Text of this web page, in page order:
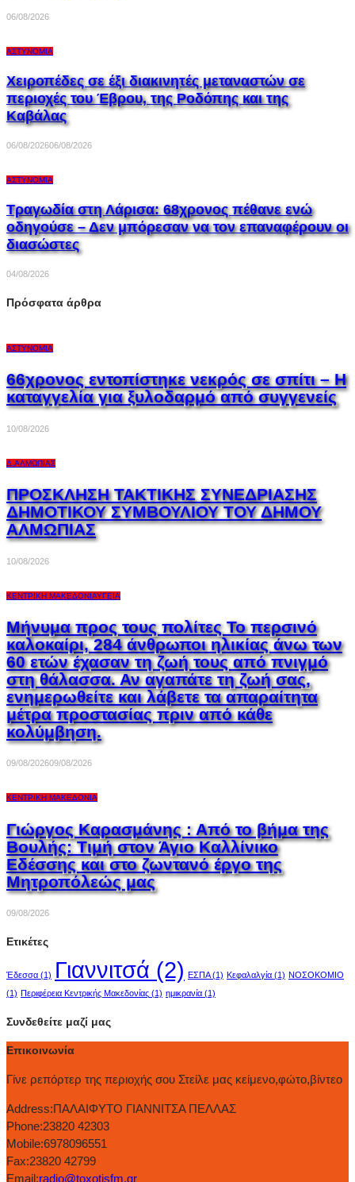
06/08/2026
ΑΣΤΥΝΟΜΊΑ
Χειροπέδες σε έξι διακινητές μεταναστών σε
περιοχές του Έβρου, της Ροδόπης και της
Καβάλας
06/08/202606/08/2026
ΑΣΤΥΝΟΜΊΑ
Τραγωδία στη Λάρισα: 68χρονος πέθανε ενώ
οδηγούσε – Δεν μπόρεσαν να τον επαναφέρουν οι
διασώστες
04/08/2026
Πρόσφατα άρθρα
ΑΣΤΥΝΟΜΊΑ
66χρονος εντοπίστηκε νεκρός σε σπίτι – Η
καταγγελία για ξυλοδαρμό από συγγενείς
10/08/2026
Δ.ΑΛΜΩΠΊΑΣ
ΠΡΟΣΚΛΗΣΗ ΤΑΚΤΙΚΗΣ ΣΥΝΕΔΡΙΑΣΗΣ
ΔΗΜΟΤΙΚΟΥ ΣΥΜΒΟΥΛΙΟΥ ΤΟΥ ΔΗΜΟΥ
ΑΛΜΩΠΙΑΣ
10/08/2026
ΚΕΝΤΡΙΚΉ ΜΑΚΕΔΟΝΊΑΥΓΕΊΑ
Μήνυμα προς τους πολίτες Το περσινό
καλοκαίρι, 284 άνθρωποι ηλικίας άνω των
60 ετών έχασαν τη ζωή τους από πνιγμό
στη θάλασσα. Αν αγαπάτε τη ζωή σας,
ενημερωθείτε και λάβετε τα απαραίτητα
μέτρα προστασίας πριν από κάθε
κολύμβηση.
09/08/202609/08/2026
ΚΕΝΤΡΙΚΉ ΜΑΚΕΔΟΝΊΑ
Γιώργος Καρασμάνης : Από το βήμα της
Βουλής: Τιμή στον Άγιο Καλλίνικο
Εδέσσης και στο ζωντανό έργο της
Μητροπόλεώς μας
09/08/2026
Ετικέτες
Έδεσσα (1) Γιαννιτσά (2) ΕΣΠΑ(1) Κεφαλαλγία (1) ΝΟΣΟΚΟΜΙΟ
(1) Περιφέρεια Κεντρικής Μακεδονίας (1) ημικρανία (1)
Συνδεθείτε μαζί μας
Επικοινωνία
Γίνε ρεπόρτερ της περιοχής σου Στείλε μας κείμενο,φώτο,βίντεο
Address:ΠΑΛΑΙΦΥΤΟ ΓΙΑΝΝΙΤΣΑ ΠΕΛΛΑΣ
Phone:23820 42303
Mobile:6978096551
Fax:23820 42799
Email:radio@toxotisfm.gr